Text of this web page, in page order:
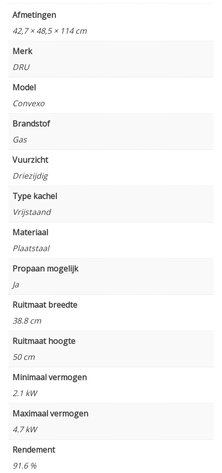
Afmetingen
42,7 × 48,5 × 114 cm
Merk
DRU
Model
Convexo
Brandstof
Gas
Vuurzicht
Driezijdig
Type kachel
Vrijstaand
Materiaal
Plaatstaal
Propaan mogelijk
Ja
Ruitmaat breedte
38.8 cm
Ruitmaat hoogte
50 cm
Minimaal vermogen
2.1 kW
Maximaal vermogen
4.7 kW
Rendement
91.6 %